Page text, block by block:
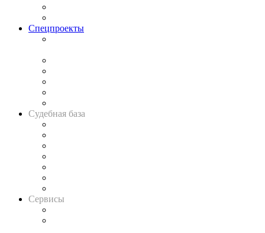
Спецпроекты
Судебная база
Сервисы